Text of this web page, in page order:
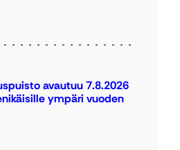
avautuu 7.8.2026
ympäri vuoden